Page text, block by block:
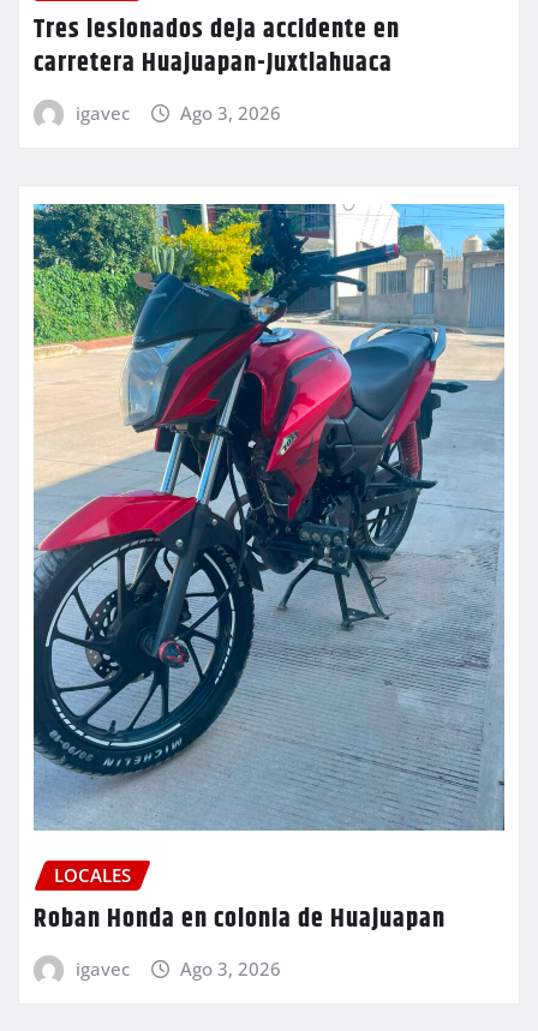
Tres lesionados deja accidente en
carretera Huajuapan-Juxtlahuaca
igavec Ago 3, 2026
LOCALES
Roban Honda en colonia de Huajuapan
igavec Ago 3, 2026